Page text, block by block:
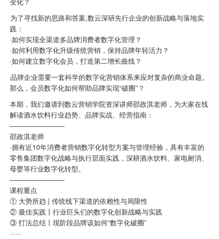
为了寻找新的思路和答案,数云深研先行企业的创新战略与落地实
践：
·如何实现全渠道多品牌消费者数字化管理？
·如何利用数字化升级传统营销，保持品牌年轻活力？
·如何建立数字化会员，打造第二增长曲线？
品牌企业需要一套科学的数字化营销体系来应对复杂的商业命题。
那么，会员数字化如何帮助品牌实现“破圈”？
本期，我们邀请到数云营销学院资深讲师邵政淇老师，为大家在线
解读酒水饮料行业趋势、品牌实战、经营指南：
————————
邵政淇老师
·拥有近10年消费者营销数字化转型方案与管理经验，具有丰富的
零售集团数字化战略与执行层面实践，深耕酒水饮料、家电耐消、
母婴等行业数字化转型。
————————
课程重点
① 大势所趋 | 传统线下渠道的依赖性与局限性
② 最佳实践丨行业巨头们的数字化创新战略与实践
③ 打法总结丨现阶段品牌该如何“数字化破圈”
······